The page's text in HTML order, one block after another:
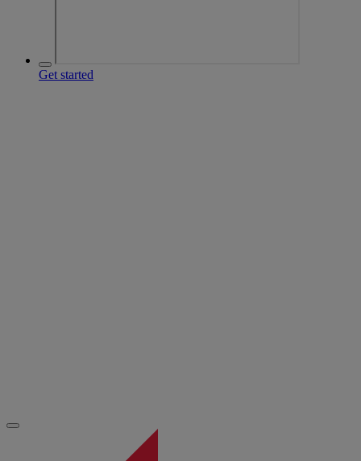
Get started